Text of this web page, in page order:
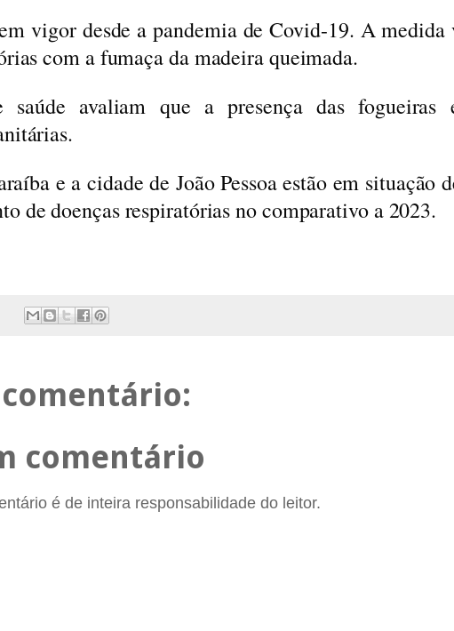
vigor desde a pandemia de Covid-19. A medida
com a fumaça da madeira queimada.
saúde avaliam que a presença das
e a cidade de João Pessoa estão em situação
de doenças respiratórias no comparativo a 2023.
comentário
é de inteira responsabilidade do leitor.